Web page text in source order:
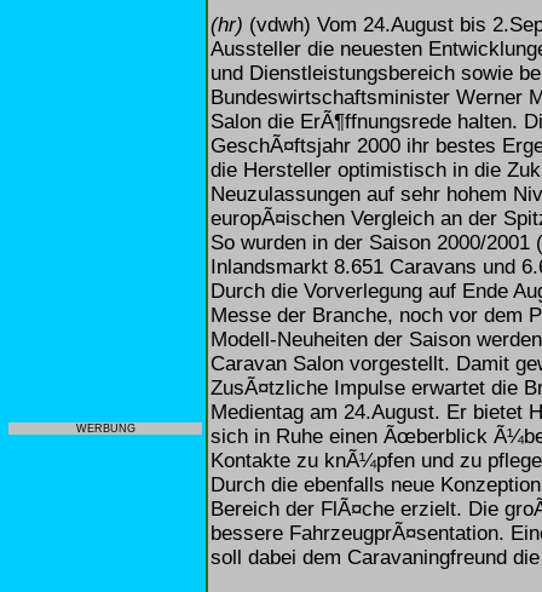
WERBUNG
(hr) (vdwh) Vom 24.August bis
Aussteller die neuesten
und Dienstleistungsbereich sowie
Bundeswirtschaftsminister Werner
Salon die ErÃ¶ffnungsrede halten.
GeschÃ¤ftsjahr 2000 ihr bestes
die Hersteller optimistisch in die
Neuzulassungen auf sehr hohem
europÃ¤ischen Vergleich an der
So wurden in der Saison 2000/
Inlandsmarkt 8.651 Caravans und
Durch die Vorverlegung auf Ende
Messe der Branche, noch vor dem
Modell-Neuheiten der Saison
Caravan Salon vorgestellt. Damit
ZusÃ¤tzliche Impulse erwartet die
Medientag am 24.August. Er bietet
sich in Ruhe einen Ãœberblick
Kontakte zu knÃ¼pfen und zu
Durch die ebenfalls neue
Bereich der FlÃ¤che erzielt. Die
bessere FahrzeugprÃ¤sentation.
soll dabei dem Caravaningfreund